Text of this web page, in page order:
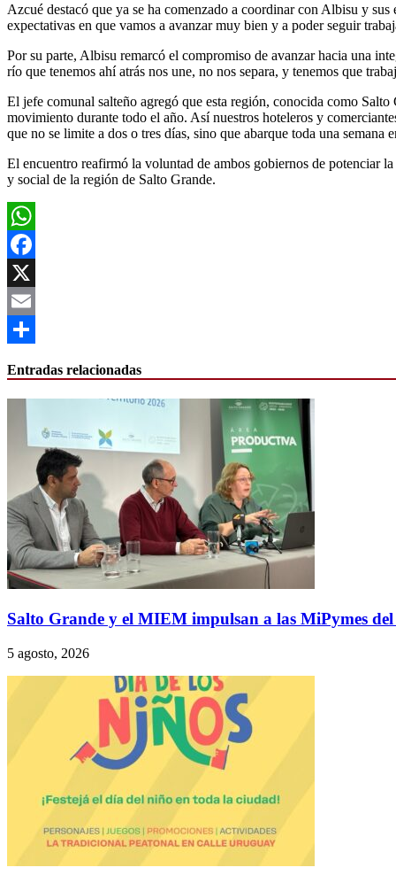
Azcué destacó que ya se ha comenzado a coordinar con Albisu y
expectativas en que vamos a avanzar muy bien y a poder seguir
Por su parte, Albisu remarcó el compromiso de avanzar hacia una
río que tenemos ahí atrás nos une, no nos separa, y tenemos que
El jefe comunal salteño agregó que esta región, conocida como
movimiento durante todo el año. Así nuestros hoteleros y
que no se limite a dos o tres días, sino que abarque toda una semana
El encuentro reafirmó la voluntad de ambos gobiernos de potenciar
y social de la región de Salto Grande.
WhatsApp
Facebook
X
Email
Entradas relacionadas
Salto Grande y el MIEM impulsan a las MiPymes
5 agosto, 2026